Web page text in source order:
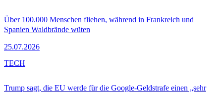
Über 100.000 Menschen fliehen, während in Frankreich und
Spanien Waldbrände wüten
25.07.2026
Trump sagt, die EU werde für die Google-Geldstrafe einen „sehr
TECH